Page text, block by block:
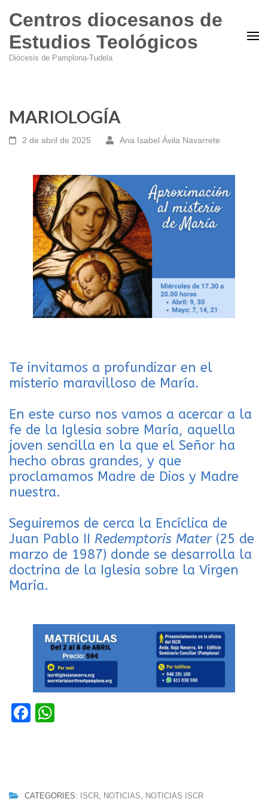
Centros diocesanos de
Estudios Teológicos
Diócesis de Pamplona-Tudela
MARIOLOGÍA
2 de abril de 2025 Ana Isabel Ávila Navarrete
Te invitamos a profundizar en el
misterio maravilloso de María.
En este curso nos vamos a acercar a la
fe de la Iglesia sobre María, aquella
joven sencilla en la que el Señor ha
hecho obras grandes, y que
proclamamos Madre de Dios y Madre
nuestra.
Seguiremos de cerca la Encíclica de
Juan Pablo II Redemptoris Mater(25 de
marzo de 1987) donde se desarrolla la
doctrina de la Iglesia sobre la Virgen
María.
Facebook
CATEGORIES: ISCR, NOTICIAS
NOTICIAS ISCR